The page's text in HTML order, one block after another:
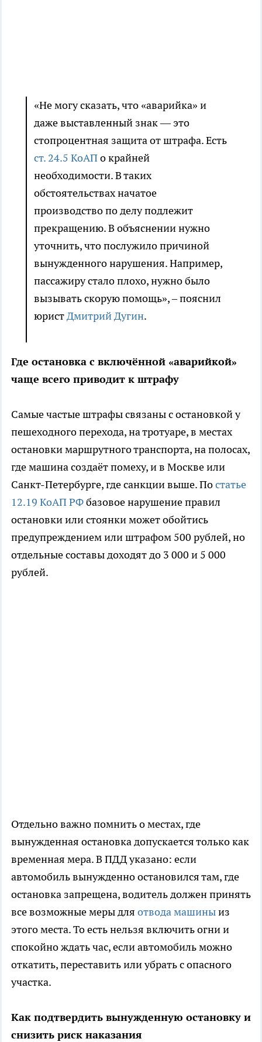
«Не могу сказать, что «аварийка» и
даже выставленный знак — это
стопроцентная защита от штрафа. Есть
ст. 24.5 КоАПо крайней
необходимости. В таких
обстоятельствах начатое
производство по делу подлежит
прекращению. В объяснении нужно
уточнить, что послужило причиной
вынужденного нарушения. Например,
пассажиру стало плохо, нужно было
вызывать скорую помощь», – пояснил
юристДмитрий Дугин.
Где остановка с включённой «аварийкой»
чаще всего приводит к штрафу
Самые частые штрафы связаны с остановкой у
пешеходного перехода, на тротуаре, в местах
остановки маршрутного транспорта, на полосах,
где машина создаёт помеху, и в Москве или
Санкт-Петербурге, где санкции выше. Постатье
12.19 КоАП РФбазовое нарушение правил
остановки или стоянки может обойтись
предупреждением или штрафом 500 рублей, но
отдельные составы доходят до 3 000 и 5 000
рублей.
Отдельно важно помнить о местах, где
вынужденная остановка допускается только как
временная мера. В ПДД указано: если
автомобиль вынужденно остановился там, где
остановка запрещена, водитель должен принять
все возможные меры для отвода машиныиз
этого места. То есть нельзя включить огни и
спокойно ждать час, если автомобиль можно
откатить, переставить или убрать с опасного
участка.
Как подтвердить вынужденную остановку и
снизить риск наказания